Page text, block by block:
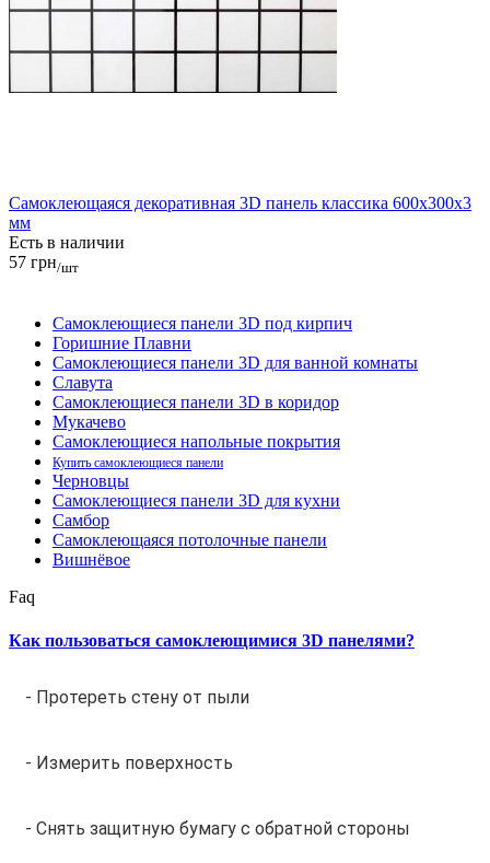
Самоклеющаяся декоративная 3D панель классика 600x300x3
мм
Есть в наличии
57 грн/шт
Самоклеющиеся панели 3D под кирпич
Горишние Плавни
Самоклеющиеся панели 3D для ванной комнаты
Славута
Самоклеющиеся панели 3D в коридор
Мукачево
Самоклеющиеся напольные покрытия
Купить самоклеющиеся панели
Черновцы
Самоклеющиеся панели 3D для кухни
Самбор
Самоклеющаяся потолочные панели
Вишнёвое
Faq
Как пользоваться самоклеющимися 3D панелями?
- Протереть стену от пыли
- Измерить поверхность
- Снять защитную бумагу с обратной стороны